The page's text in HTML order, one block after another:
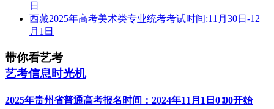
日
西藏2025年高考美术类专业统考考试时间:11月30日-12
月1日
带你看艺考
艺考信息时光机
2025年贵州省普通高考报名时间：2024年11月1日0∶00开始